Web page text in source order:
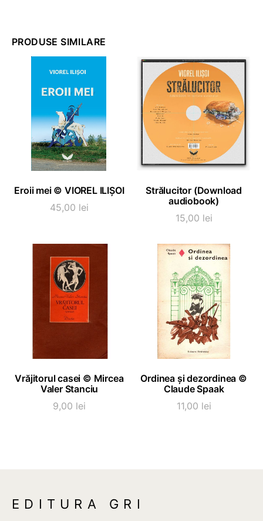
PRODUSE SIMILARE
ADAUGĂ ÎN COȘ
Eroii mei © VIOREL ILIȘOI
45,00 lei
ADAUGĂ ÎN COȘ
Strălucitor (Download
audiobook)
15,00 lei
ADAUGĂ ÎN COȘ
Vrăjitorul casei © Mircea
Valer Stanciu
9,00 lei
ADAUGĂ ÎN COȘ
Ordinea și dezordinea ©
Claude Spaak
11,00 lei
EDITURA GRI